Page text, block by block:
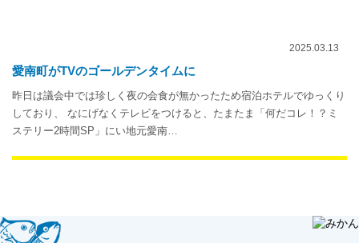
2025.03.13
愛南町がTVのゴールデンタイムに
昨日は議会中では珍しく夜の会食が無かったため宿泊ホテルでゆっくり
しており、 なにげなくテレビをつけると、たまたま「何だコレ！？ミ
ステリー2時間SP」にい地元愛南…